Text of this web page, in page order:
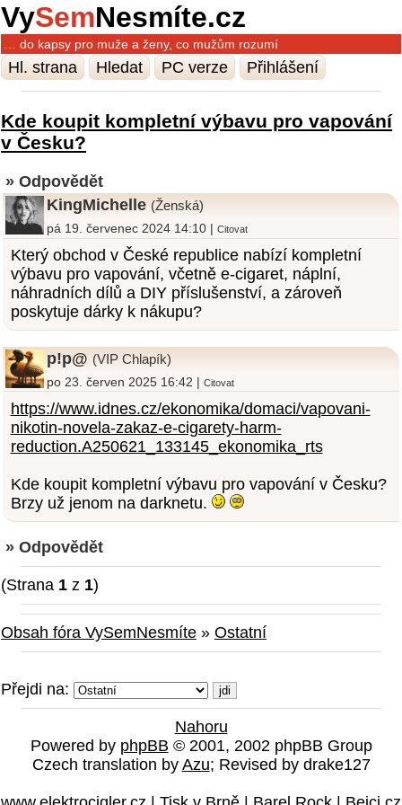
VySemNesmíte.cz
… do kapsy pro muže a ženy, co mužům rozumí
Hl. strana Hledat PC verze Přihlášení
Kde koupit kompletní výbavu pro vapování
v Česku?
» Odpovědět
KingMichelle (Ženská)
pá 19. červenec 2024 14:10 |Citovat
Který obchod v České republice nabízí kompletní
výbavu pro vapování, včetně e-cigaret, náplní,
náhradních dílů a DIY příslušenství, a zároveň
poskytuje dárky k nákupu?
p!p@ (VIP Chlapík)
po 23. červen 2025 16:42 |Citovat
https://www.idnes.cz/ekonomika/domaci/vapovani-
nikotin-novela-zakaz-e-cigarety-harm-
reduction.A250621_133145_ekonomika_rts
Kde koupit kompletní výbavu pro vapování v Česku?
Brzy už jenom na darknetu.
» Odpovědět
(Strana 1 z 1)
Obsah fóra VySemNesmíte » Ostatní
Přejdi na:
Nahoru
Powered by phpBB © 2001, 2002 phpBB Group
Czech translation by Azu; Revised by drake127